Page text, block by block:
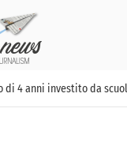
di 4 anni investito da